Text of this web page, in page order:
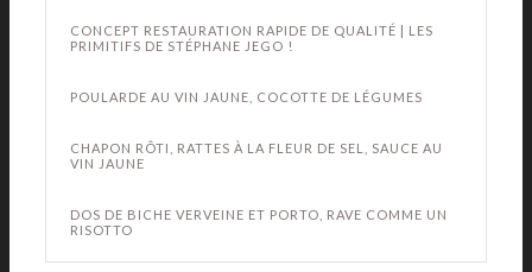
CONCEPT RESTAURATION RAPIDE DE QUALITÉ | LES
PRIMITIFS DE STÉPHANE JEGO !
POULARDE AU VIN JAUNE, COCOTTE DE LÉGUMES
CHAPON RÔTI, RATTES À LA FLEUR DE SEL, SAUCE AU
VIN JAUNE
DOS DE BICHE VERVEINE ET PORTO, RAVE COMME UN
RISOTTO